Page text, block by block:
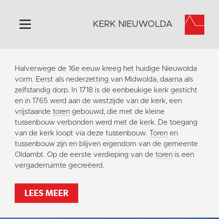
Home
Algemeen
Historie
Omgeving
Activiteiten
Steun ons
Contact
KERK NIEUWOLDA
Halverwege de 16e eeuw kreeg het huidige Nieuwolda
vorm. Eerst als nederzetting van Midwolda, daarna als
zelfstandig dorp. In 1718 is de eenbeukige kerk gesticht
en in 1765 werd aan de westzijde van de kerk, een
vrijstaande toren gebouwd, die met de kleine
tussenbouw verbonden werd met de kerk. De toegang
van de kerk loopt via deze tussenbouw.
Toren en
tussenbouw zijn en blijven eigendom van de gemeente
Oldambt. Op de eerste verdieping van de toren is een
vergaderruimte gecreëerd.
LEES MEER